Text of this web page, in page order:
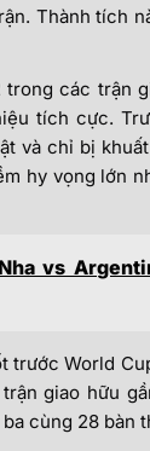
Thành tích
trong các trận
tích cực.
và chỉ bị
hy vọng lớn
vs
trước World
giao hữu
cùng 28 bàn